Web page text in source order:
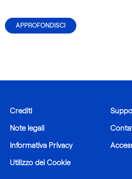
APPROFONDISCI
Crediti
Note legali
Informativa Privacy
Utilizzo dei Cookie